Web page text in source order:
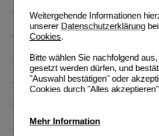
Weitergehende Informationen
unserer Datenschutzerklärungbei
Cookies.
Bitte wählen Sie nachfolgend
gesetzt werden dürfen, und
"Auswahl bestätigen" oder
Cookies durch "Alles
Mehr Information